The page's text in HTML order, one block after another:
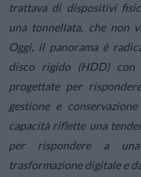
trattava di dispositivi
una tonnellata, che non
Oggi, il panorama è
disco rigido (HDD) con
progettate per
gestione e
capacità riflette una
per rispondere a una
trasformazione digitale e